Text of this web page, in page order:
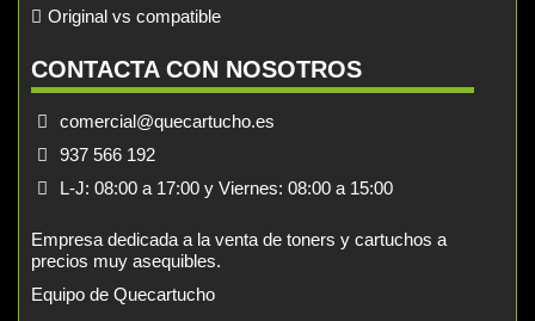
Original vs compatible
CONTACTA CON NOSOTROS
comercial@quecartucho.es
937 566 192
L-J: 08:00 a 17:00 y Viernes: 08:00 a 15:00
Empresa dedicada a la venta de toners y cartuchos a
precios muy asequibles.
Equipo de Quecartucho